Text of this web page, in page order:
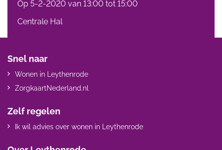
Op 5-2-2020 van 13:00 tot 15:00
Centrale Hal
Snel naar
Wonen in Leythenrode
ZorgkaartNederland.nl
Zelf regelen
Ik wil advies over wonen in Leythenrode